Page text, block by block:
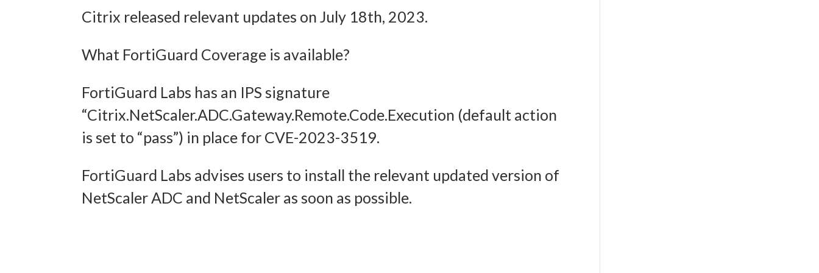
und Inhalten, Ihre Entscheidungen zum Datenschutz speichern und
Citrix released relevant updates on July 18th, 2023.
What FortiGuard Coverage is available?
FortiGuard Labs has an IPS signature
“Citrix.NetScaler.ADC.Gateway.Remote.Code.Execution (default action
is set to “pass”) in place for CVE-2023-3519.
FortiGuard Labs advises users to install the relevant updated version of
NetScaler ADC and NetScaler as soon as possible.